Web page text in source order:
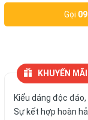
Gọi
KHUYẾN MÃI
Kiểu dáng độc
Sự kết hợp hoàn